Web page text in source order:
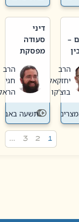
הרב
יחזקאל
בוצ'קו
דיני
סעודה
מפסקת
תשעה
באב
הרב
חגי
הראל
תשעה באב